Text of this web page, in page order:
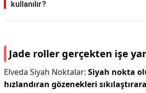
kullanılır?
Jade roller gerçekten işe
Elveda Siyah Noktalar: Siyah nokta
hızlandıran gözenekleri